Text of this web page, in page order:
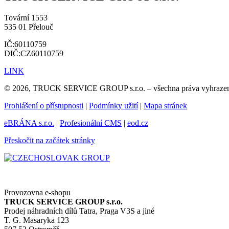
Tovární 1553
535 01 Přelouč
IČ:60110759
DIČ:CZ60110759
LINK
© 2026, TRUCK SERVICE GROUP s.r.o. – všechna práva
Prohlášení o přístupnosti | Podmínky užití| Mapa stránek
eBRÁNA s.r.o. | Profesionální CMS | eod.cz
Přeskočit na začátek stránky
Provozovna e-shopu
TRUCK SERVICE GROUP s.r.o.
Prodej náhradních dílů Tatra, Praga V3S a jiné
T. G. Masaryka 123